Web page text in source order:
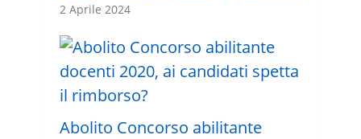
2 Aprile 2024
Abolito Concorso abilitante